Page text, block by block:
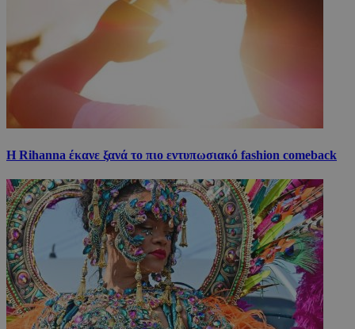
Η Rihanna έκανε ξανά το πιο εντυπωσιακό fashion comeback